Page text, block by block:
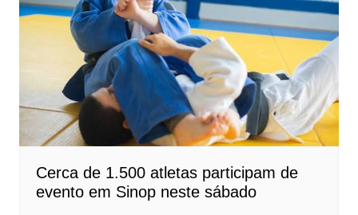
Cerca de 1.500 atletas participam de
evento em Sinop neste sábado